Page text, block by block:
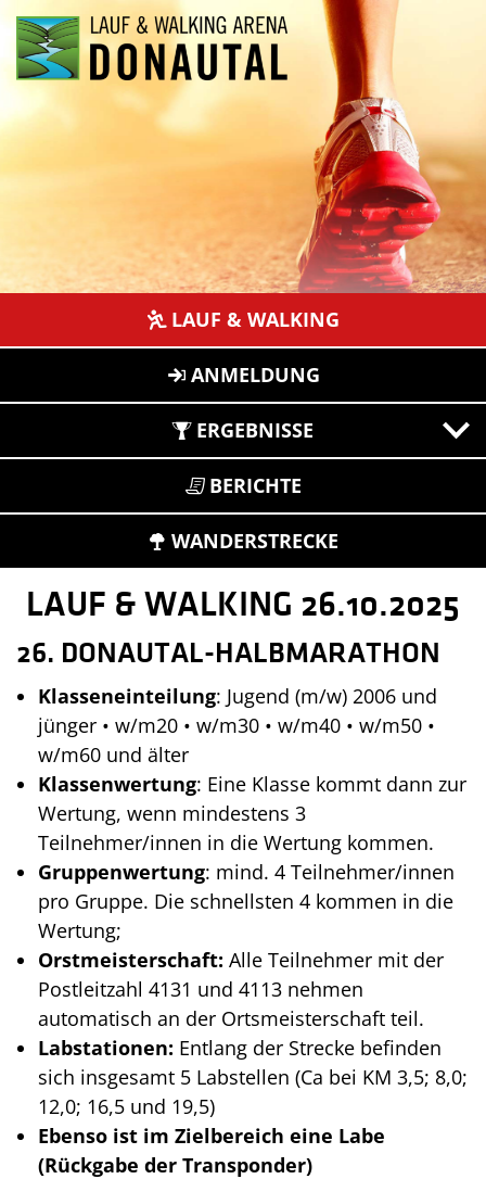
LAUF & WALKING
ANMELDUNG
ERGEBNISSE
BERICHTE
WANDERSTRECKE
LAUF & WALKING 26.10.2025
26. DONAUTAL-HALBMARATHON
Klasseneinteilung: Jugend (m/w) 2006 und
jünger • w/m20 • w/m30 • w/m40 • w/m50 •
w/m60 und älter
Klassenwertung: Eine Klasse kommt dann zur
Wertung, wenn mindestens 3
Teilnehmer/innen in die Wertung kommen.
Gruppenwertung: mind. 4 Teilnehmer/innen
pro Gruppe. Die schnellsten 4 kommen in die
Wertung;
Orstmeisterschaft: Alle Teilnehmer mit der
Postleitzahl 4131 und 4113 nehmen
automatisch an der Ortsmeisterschaft teil.
Labstationen: Entlang der Strecke befinden
sich insgesamt 5 Labstellen (Ca bei KM 3,5; 8,0;
12,0; 16,5 und 19,5)
Ebenso ist im Zielbereich eine Labe
(Rückgabe der Transponder)